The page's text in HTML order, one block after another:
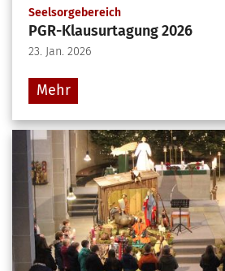
Seelsorgebereich:
PGR-Klausurtagung 2026
23. Jan. 2026
Mehr